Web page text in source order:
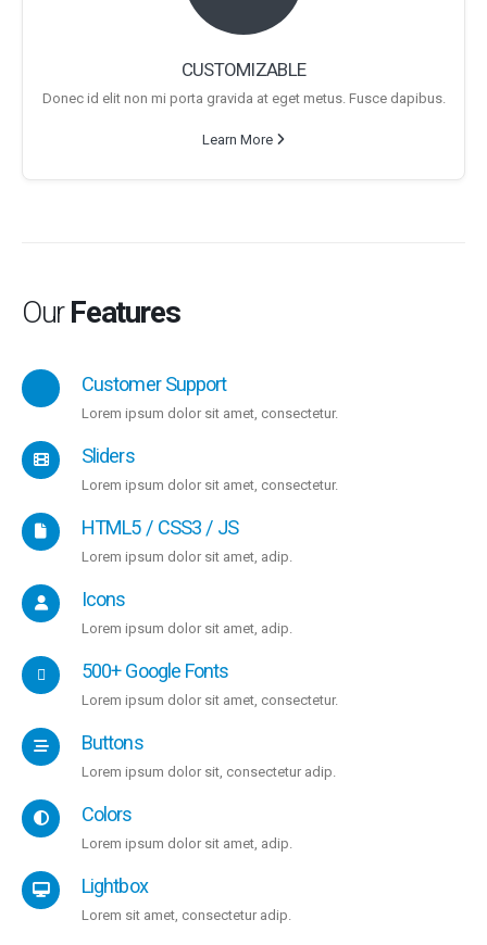
CUSTOMIZABLE
Donec id elit non mi porta gravida at eget metus. Fusce dapibus.
Learn More
OurFeatures
Customer Support
Lorem ipsum dolor sit amet, consectetur.
Sliders
Lorem ipsum dolor sit amet, consectetur.
HTML5 / CSS3 / JS
Lorem ipsum dolor sit amet, adip.
Icons
Lorem ipsum dolor sit amet, adip.
500+ Google Fonts
Lorem ipsum dolor sit amet, consectetur.
Buttons
Lorem ipsum dolor sit, consectetur adip.
Colors
Lorem ipsum dolor sit amet, adip.
Lightbox
Lorem sit amet, consectetur adip.